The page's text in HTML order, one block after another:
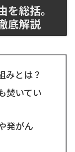
総括。
底解説
みとは？
焚いてい
発がん